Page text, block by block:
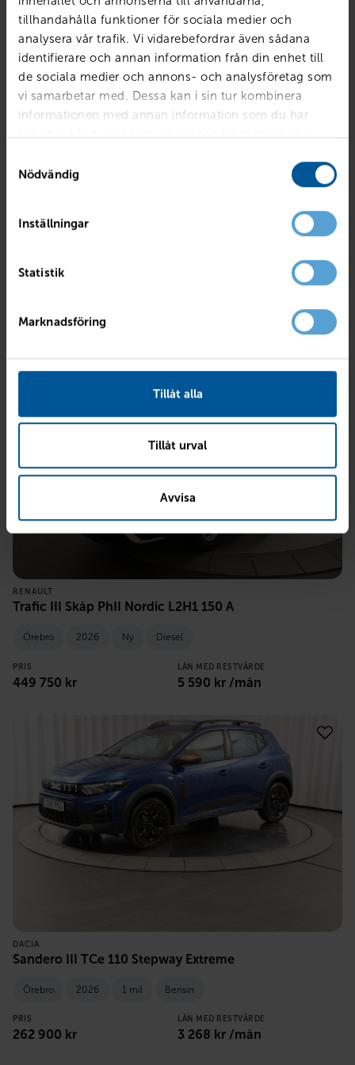
tillhandahålla funktioner för sociala medier och
analysera vår trafik. Vi vidarebefordrar även sådana
identifierare och annan information från din enhet till
de sociala medier och annons- och analysföretag som
vi samarbetar med. Dessa kan i sin tur kombinera
informationen med annan information som du har
tillhandahållit eller som de har samlat in när du har
Nödvändig
Inställningar
Statistik
Marknadsföring
Tillåt alla
Tillåt urval
Avvisa
139 800kr
RENAULT
Trafic III Skåp PhII Nordic L2H1 150 A
Örebro 2026 Ny Diesel
PRIS
449 750 kr
LÅN MED RESTVÄRDE
5 590 kr /mån
DACIA
Sandero III TCe 110 Stepway Extreme
Örebro 2026 1 mil Bensin
PRIS
262 900 kr
LÅN MED RESTVÄRDE
3 268 kr /mån